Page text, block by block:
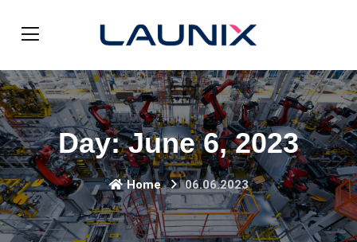
Day:June 6, 2023
Home 06.06.2023